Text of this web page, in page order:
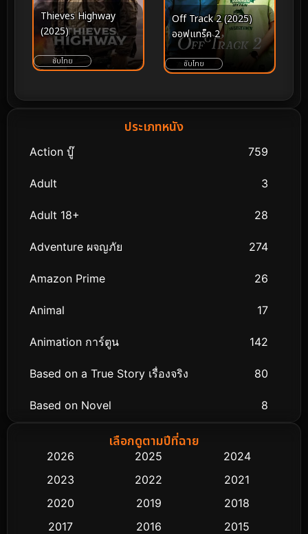
Thieves Highway
(2025)
ซับไทย
Off Track 2 (2025)
ออฟแทร็ค 2
ซับไทย
ประเภทหนัง
Action บู๊ 759
Adult 3
Adult 18+ 28
Adventure ผจญภัย 274
Amazon Prime 26
Animal 17
Animation การ์ตูน 142
Based on a True Story เรื่องจริง 80
Based on Novel 8
Biography ชีวิตจริง
Classic หนังคลาสสิก
เลือกดูตามปีที่ฉาย
2026 2025
2024
2023
2022
2021
2020
2019
2018
2017
2016
2015